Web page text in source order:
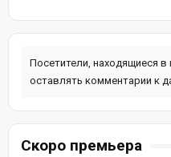
Посетители, находящиеся в
оставлять комментарии к
Скоро премьера